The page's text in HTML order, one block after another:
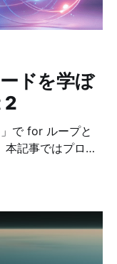
ドを学ぼ
2
で for ループと
記事ではプログ